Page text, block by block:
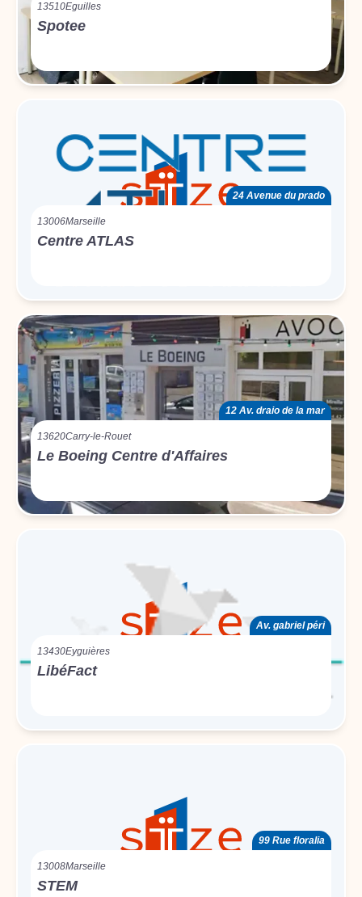
13510Eguilles
Spotee
24 Avenue du prado
13006Marseille
Centre ATLAS
12 Av. draio de la mar
13620Carry-le-Rouet
Le Boeing Centre d'Affaires
Av. gabriel péri
13430Eyguières
LibéFact
99 Rue floralia
13008Marseille
STEM